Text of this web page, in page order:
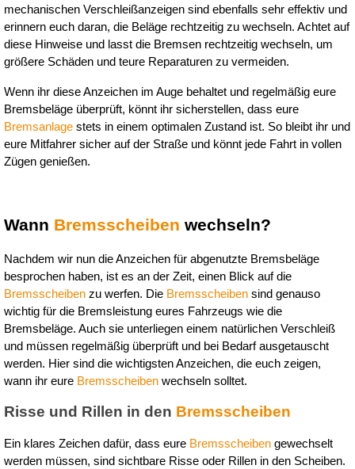
mechanischen Verschleißanzeigen sind ebenfalls sehr effektiv und
erinnern euch daran, die Beläge rechtzeitig zu wechseln. Achtet auf
diese Hinweise und lasst die Bremsen rechtzeitig wechseln, um
größere Schäden und teure Reparaturen zu vermeiden.
Wenn ihr diese Anzeichen im Auge behaltet und regelmäßig eure
Bremsanlage stets in einem optimalen Zustand ist. So bleibt ihr und
eure Mitfahrer sicher auf der Straße und könnt jede Fahrt in vollen
Zügen genießen.
Wann Bremsscheiben wechseln?
Nachdem wir nun die Anzeichen für abgenutzte Bremsbeläge
Bremsscheiben zu werfen. Die Bremsscheiben sind genauso
wichtig für die Bremsleistung eures Fahrzeugs wie die
Bremsbeläge. Auch sie unterliegen einem natürlichen Verschleiß
und müssen regelmäßig überprüft und bei Bedarf ausgetauscht
werden. Hier sind die wichtigsten Anzeichen, die euch zeigen,
wann ihr eure Bremsscheiben wechseln solltet.
Risse und Rillen in den Bremsscheiben
Ein klares Zeichen dafür, dass eure Bremsscheiben gewechselt
werden müssen, sind sichtbare Risse oder Rillen in den Scheiben.